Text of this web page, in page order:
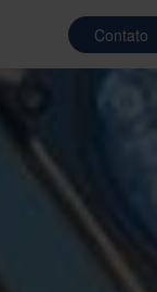
Contato